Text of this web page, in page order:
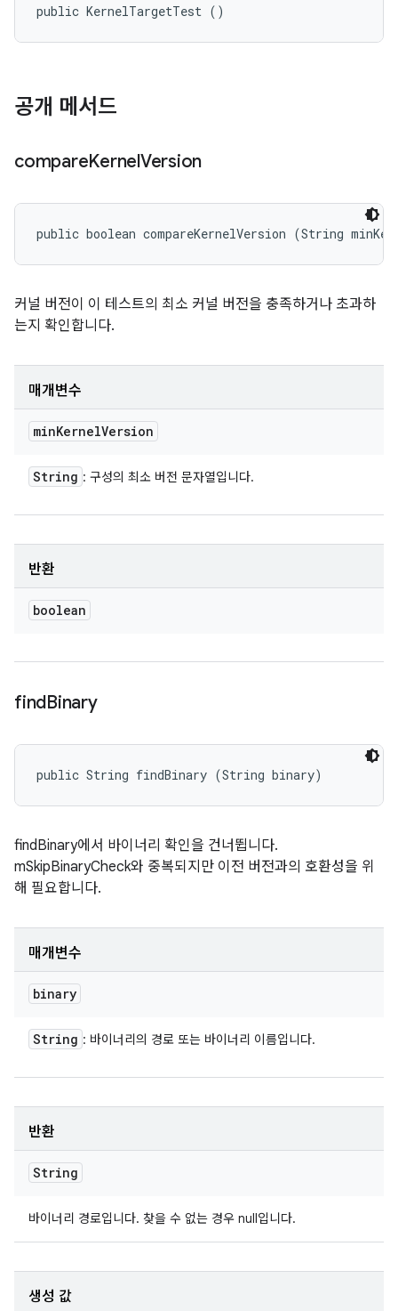
public KernelTargetTest ()
공개 메서드
compareKernelVersion
public boolean compareKernelVersion (String
커널 버전이 이 테스트의 최소 커널 버전을 충족하거나 초과하
는지 확인합니다.
매개변수
minKernelVersion
String : 구성의 최소 버전 문자열입니다.
반환
boolean
findBinary
public String findBinary (String binary)
findBinary에서 바이너리 확인을 건너뜁니다.
mSkipBinaryCheck와 중복되지만 이전 버전과의 호환성을 위
해 필요합니다.
매개변수
binary
String : 바이너리의 경로 또는 바이너리 이름입니다.
반환
String
바이너리 경로입니다. 찾을 수 없는 경우 null입니다.
생성 값